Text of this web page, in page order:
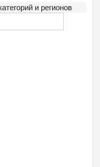
и регионов